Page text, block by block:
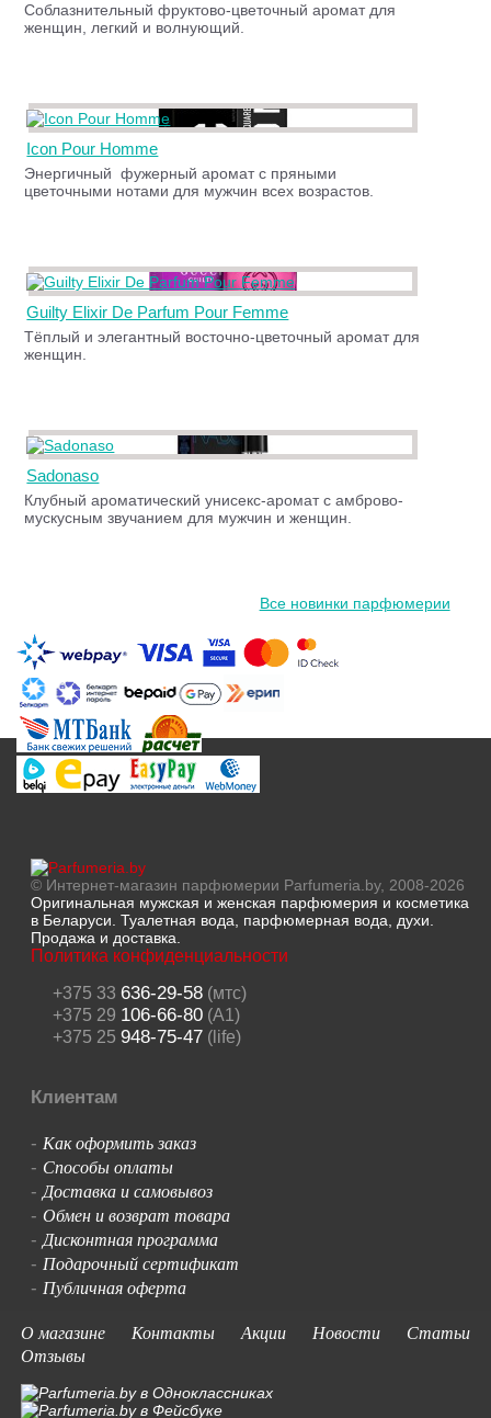
Соблазнительный фруктово-цветочный аромат для
женщин, легкий и волнующий.
Icon Pour Homme
Энергичный фужерный аромат с пряными
цветочными нотами для мужчин всех возрастов.
Guilty Elixir De Parfum Pour Femme
Тёплый и элегантный восточно-цветочный аромат для
женщин.
Sadonaso
Клубный ароматический унисекс-аромат с амброво-
мускусным звучанием для мужчин и женщин.
Все новинки парфюмерии
© Интернет-магазин парфюмерии Parfumeria.by, 2008-2026
Оригинальная мужская и женская парфюмерия и косметика
в Беларуси. Туалетная вода, парфюмерная вода, духи.
Продажа и доставка.
Политика конфиденциальности
+375 33 636-29-58(мтс)
+375 29 106-66-80(A1)
+375 25 948-75-47(life)
Клиентам
- Как оформить заказ
- Способы оплаты
-Доставка и самовывоз
- Обмен и возврат товара
-Дисконтная программа
- Подарочный сертификат
- Публичная оферта
О магазине
Контакты Акции Новости
Статьи
Отзывы